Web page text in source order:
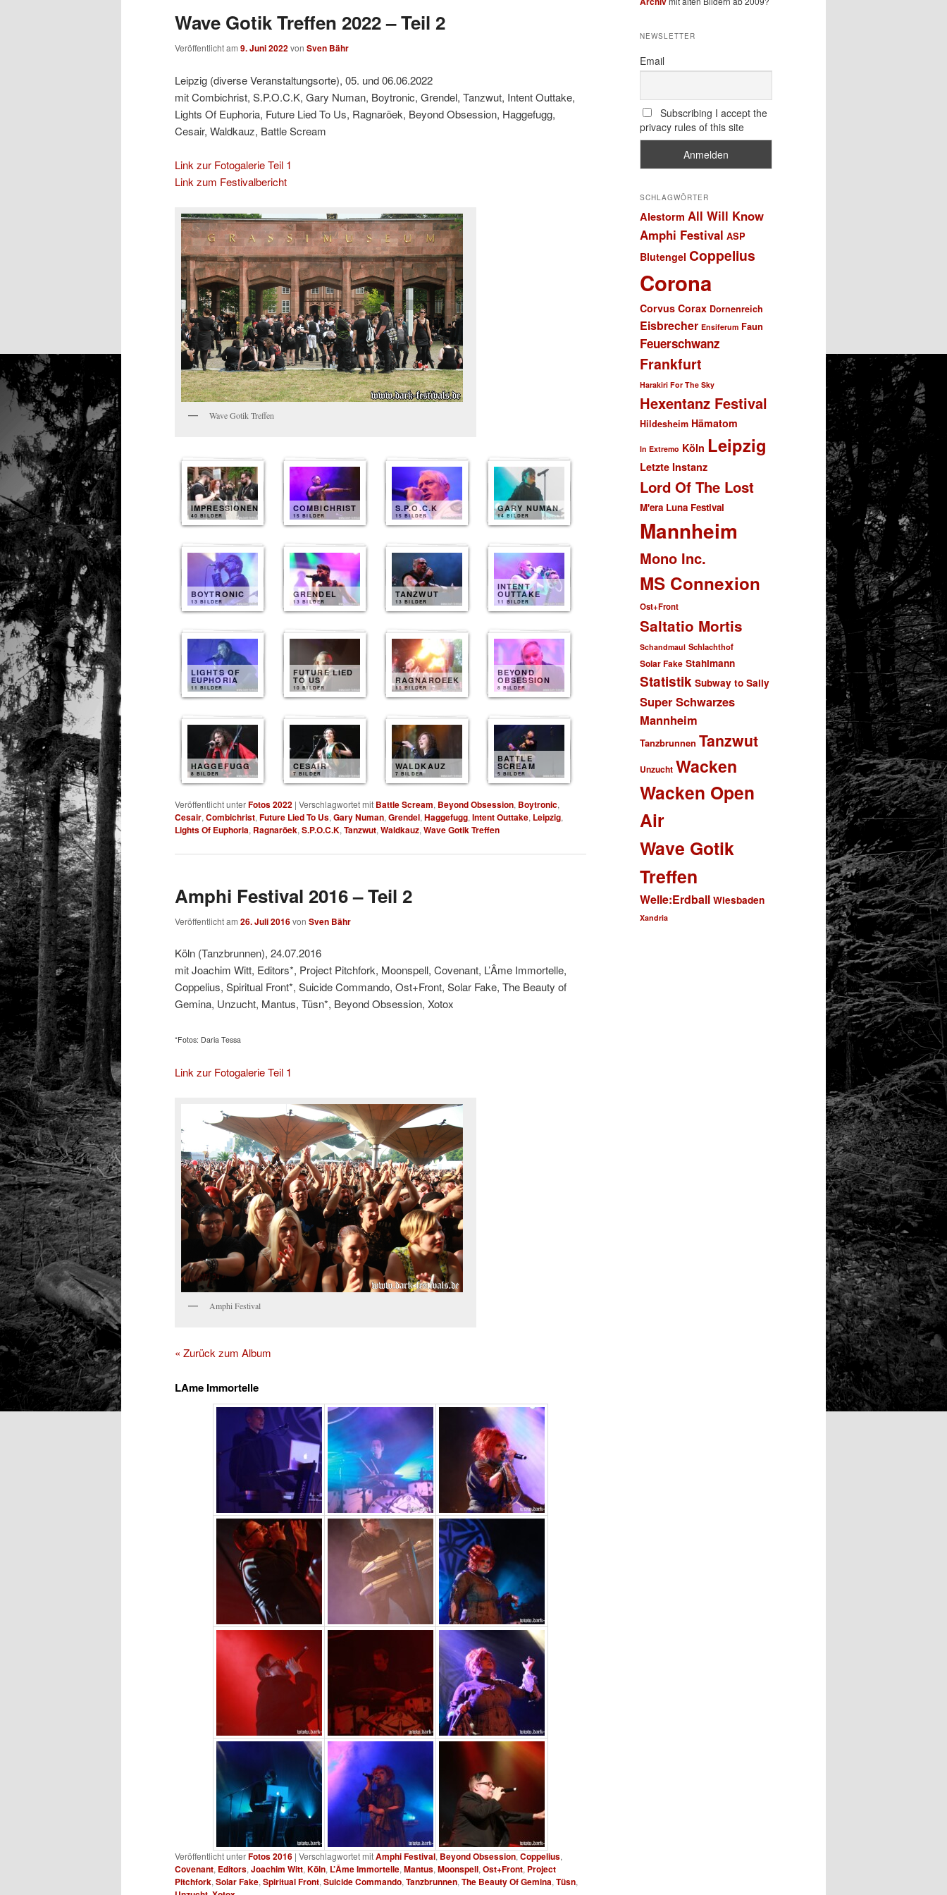
Wave Gotik Treffen 2022 – Teil 2
Veröffentlicht am 9. Juni 2022von Sven Bähr
Leipzig (diverse Veranstaltungsorte), 05. und 06.06.2022
mit Combichrist, S.P.O.C.K, Gary Numan, Boytronic, Grendel, Tanzwut, Intent Outtake,
Lights Of Euphoria, Future Lied To Us, Ragnaröek, Beyond Obsession, Haggefugg,
Cesair, Waldkauz, Battle Scream
Link zur Fotogalerie Teil 1
Link zum Festivalbericht
Wave Gotik Treffen
IMPRESSIONEN
40 BILDER
COMBICHRIST
15 BILDER
S.P.O.C.K
15 BILDER
GARY NUMAN
14 BILDER
BOYTRONIC
13 BILDER
GRENDEL
13 BILDER
TANZWUT
13 BILDER
INTENT
OUTTAKE
11 BILDER
LIGHTS OF
EUPHORIA
11 BILDER
FUTURE LIED
TO US
10 BILDER
RAGNAROEEK
10 BILDER
BEYOND
OBSESSION
8 BILDER
HAGGEFUGG
8 BILDER
CESAIR
7 BILDER
WALDKAUZ
7 BILDER
BATTLE
SCREAM
5 BILDER
Veröffentlicht unterFotos 2022 | Verschlagwortet mit Battle Scream, Beyond Obsession, Boytronic,
Cesair, Combichrist, Future Lied To Us, Gary Numan, Grendel, Haggefugg, Intent Outtake, Leipzig,
Lights Of Euphoria, Ragnaröek, S.P.O.C.K, Tanzwut, Waldkauz, Wave Gotik Treffen
Amphi Festival 2016 – Teil 2
Veröffentlicht am 26. Juli 2016von Sven Bähr
Köln (Tanzbrunnen), 24.07.2016
mit Joachim Witt, Editors*, Project Pitchfork, Moonspell, Covenant, L’Âme Immortelle,
Coppelius, Spiritual Front*, Suicide Commando, Ost+Front, Solar Fake, The Beauty of
Gemina, Unzucht, Mantus, Tüsn*, Beyond Obsession, Xotox
*Fotos: Daria Tessa
Link zur Fotogalerie Teil 1
Amphi Festival
« Zurück zum Album
LAme Immortelle
Veröffentlicht unterFotos 2016 | Verschlagwortet mitAmphi Festival, Beyond Obsession, Coppelius,
Covenant, Editors, Joachim Witt, Köln, L’Âme Immortelle, Mantus, Moonspell, Ost+Front, Project
Pitchfork, Solar Fake, Spiritual Front, Suicide Commando, Tanzbrunnen, The Beauty Of Gemina, Tüsn,
NEWSLETTER
Email
Subscribing I accept the
privacy rules of this site
SCHLAGWÖRTER
Alestorm All Will Know
Amphi Festival ASP
Blutengel Coppelius
Corona
Corvus Corax Dornenreich
Eisbrecher Ensiferum Faun
Feuerschwanz
Frankfurt
Harakiri For The Sky
Hexentanz Festival
Hildesheim Hämatom
In Extremo Köln Leipzig
Letzte Instanz
Lord Of The Lost
M'era Luna Festival
Mannheim
Mono Inc.
MS Connexion
Ost+Front
Saltatio Mortis
Schandmaul Schlachthof
Solar Fake Stahlmann
Statistik Subway to Sally
Super Schwarzes
Mannheim
Tanzbrunnen Tanzwut
Unzucht Wacken
Wacken Open
Air
Wave Gotik
Treffen
Welle:Erdball Wiesbaden
Xandria